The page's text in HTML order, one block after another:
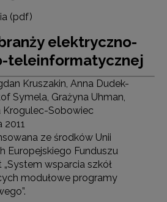
(pdf)
elektryczno-
teleinformatycznej
Kruszakin, Anna Dudek-
Symela, Grażyna Uhman,
Krogulec-Sobowiec
2011
ze środków Unii
Europejskiego Funduszu
wsparcia szkół
modułowe programy